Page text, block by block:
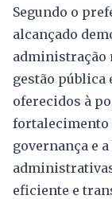
Segundo o
alcançado
administração
gestão pública
oferecidos à
fortalecimento
governança e
eficiente e